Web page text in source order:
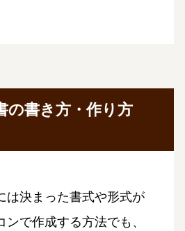
の書き方・作り方
は決まった書式や形式が
で作成する方法でも、